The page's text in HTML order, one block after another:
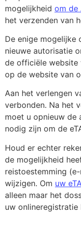
mogelijkheid om de
het verzenden van
De enige mogelijke
nieuwe autorisatie
de officiële website
op de website van
Aan het verlengen
verbonden. Na het
moet u opnieuw de
nodig zijn om de
Houd er echter
de mogelijkheid
reistoestemming
wijzigen. Om uw eTA
alleen maar het
uw onlineregistratie